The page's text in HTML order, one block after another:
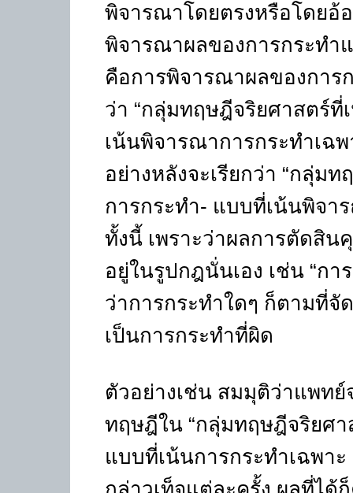
พิจารณาโดยตรงหรือโดยอ้
พิจารณาผลของการกระทำ
คือการพิจารณาผลของการ
ว่า “กลุ่มทฤษฎีจริยศาสตร์
เน้นพิจารณาการกระทำเฉพ
อย่างหลังจะเรียกว่า “กลุ่ม
การกระทำ- แบบที่เน้นพิจา
ทั้งนี้ เพราะว่าผลการตัดสิน
อยู่ในรูปกฎนั่นเอง เช่น “กา
ว่าการกระทำใดๆ ก็ตามที่จั
เป็นการกระทำที่ผิด
ตัวอย่างเช่น สมมุติว่าแพท
ทฤษฎีใน “กลุ่มทฤษฎีจริยศ
แบบที่เน้นการกระทำเฉพา